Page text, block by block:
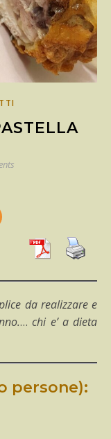
…chi e’ a dieta
persone):